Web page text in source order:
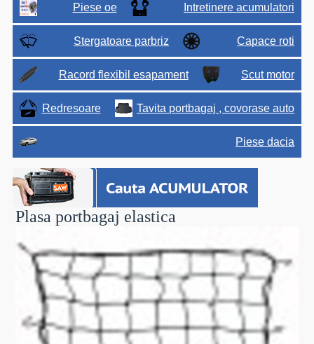
Piese oe Intretinere acumulatori
Stergatoare parbriz Capace roti
Racord flexibil esapament Scut motor
Redresoare Tavita portbagaj , covorase auto
Piese dacia
Plasa portbagaj elastica